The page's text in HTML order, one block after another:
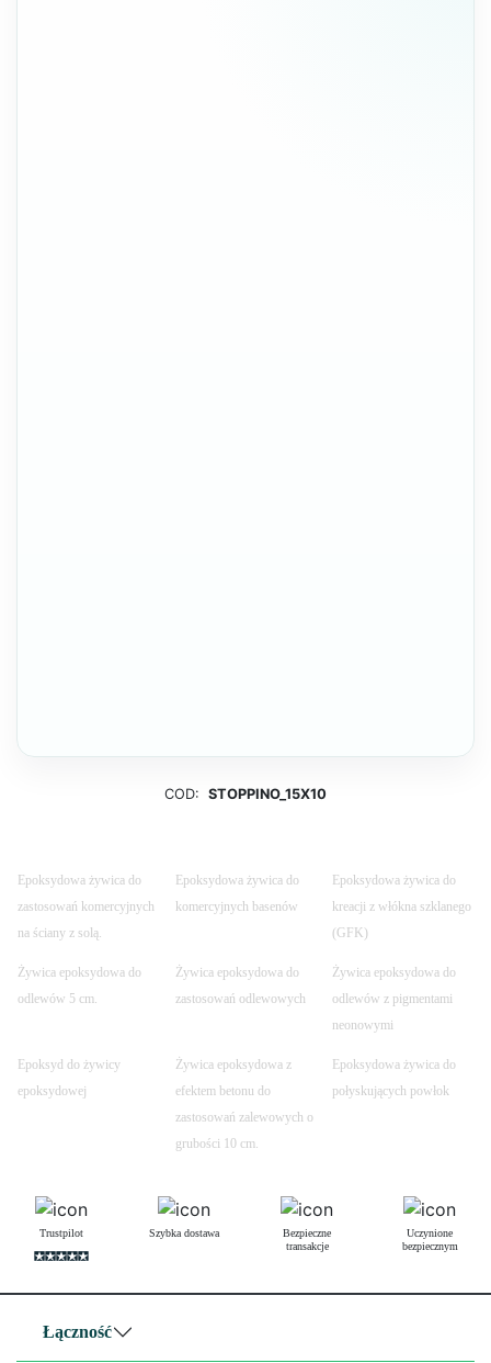
COD: STOPPINO_15X10
Epoksydowa żywica do
zastosowań komercyjnych
na ściany z solą.
Epoksydowa żywica do
komercyjnych basenów
Epoksydowa żywica do
kreacji z włókna szklanego
(GFK)
Żywica epoksydowa do
odlewów 5 cm.
Żywica epoksydowa do
zastosowań odlewowych
Żywica epoksydowa do
odlewów z pigmentami
neonowymi
Epoksyd do żywicy
epoksydowej
Żywica epoksydowa z
efektem betonu do
zastosowań zalewowych o
grubości 10 cm.
Epoksydowa żywica do
połyskujących powłok
Trustpilot Szybka dostawa
Bezpieczne
transakcje
Uczynione
bezpiecznym
Łączność